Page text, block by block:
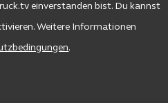
einverstanden bist. Du kannst
Weitere Informationen
.